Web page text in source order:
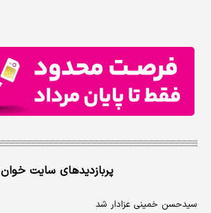
پربازدیدهای سایت خوان
سیدحسن خمینی عزادار شد